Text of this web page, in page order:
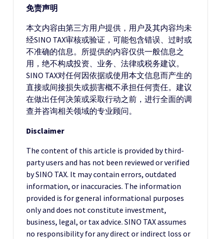
免责声明
本文内容由第三方用户提供，用户及其内容均未
经SINO TAX审核或验证，可能包含错误、过时或
不准确的信息。所提供的内容仅供一般信息之
用，绝不构成投资、业务、法律或税务建议。
SINO TAX对任何因依据或使用本文信息而产生的
直接或间接损失或损害概不承担任何责任。建议
在做出任何决策或采取行动之前，进行全面的调
查并咨询相关领域的专业顾问。
Disclaimer
The content of this article is provided by third-
party users and has not been reviewed or verified
by SINO TAX. It may contain errors, outdated
information, or inaccuracies. The information
provided is for general informational purposes
only and does not constitute investment,
business, legal, or tax advice. SINO TAX assumes
no responsibility for any direct or indirect loss or